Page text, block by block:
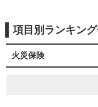
項目別ランキン
火災保険